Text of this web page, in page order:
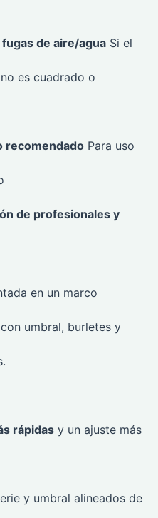
fugas de aire/agua Si el
es cuadrado o
recomendado Para uso
de profesionales y
en un marco
umbral, burletes y
rápidas y un ajuste más
y umbral alineados de